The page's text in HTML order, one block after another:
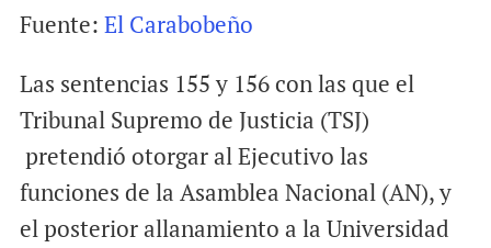
a
l
c
b
o
k
a
s
p
Fuente: El Carabobeño
Las sentencias 155 y 156 con las que el
Tribunal Supremo de Justicia (TSJ)
pretendió otorgar al Ejecutivo las
funciones de la Asamblea Nacional (AN), y
el posterior allanamiento a la Universidad